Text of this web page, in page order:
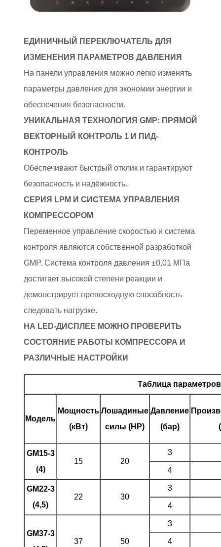
ЕДИНИЧНЫЙ ПЕРЕКЛЮЧАТЕЛЬ ДЛЯ
ИЗМЕНЕНИЯ ПАРАМЕТРОВ ДАВЛЕНИЯ
На панели управления можно легко изменять
параметры давления для экономии энергии и
обеспечения безопасности.
УНИКАЛЬНАЯ ТЕХНОЛОГИЯ GMP: ПРЯМОЙ
ВЕКТОРНЫЙ КОНТРОЛЬ 1 И ПИД-
КОНТРОЛЬ
Обеспечивают быстрый отклик и гарантируют
безопасность и надёжность.
СЕРИЯ LPM И СИСТЕМА УПРАВЛЕНИЯ
КОМПРЕССОРОМ
Переменное управление скоростью и система
контроля являются собственной разработкой
GMP. Система контроля давления ±0,01 МПа
достигает высокой степени реакции и
демонстрирует превосходную способность
следовать нагрузке.
НА LED-ДИСПЛЕЕ МОЖНО ПРОВЕРИТЬ
СОСТОЯНИЕ РАБОТЫ КОМПРЕССОРА И
РАЗЛИЧНЫЕ НАСТРОЙКИ
Таблица
Модель
Мощность
(кВт)
Лошадиные
силы (HP)
Давление
(бар)
GM15-3
(4)
15 20
3
4
GM22-3
(4,5)
22 30
3
4
GM37-3
37 50
3
4